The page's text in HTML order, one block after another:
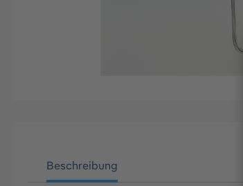
Beschreibung